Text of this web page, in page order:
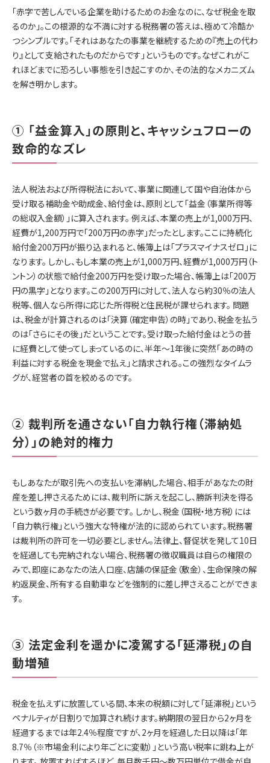
「赤字で苦しんでいる企業を助けるためのお金なのに、なぜ税金を取
るのか」。この根源的な不満に対する税務署の答えは、極めて冷酷か
つシンプルです。「それはあなたの事業を継続するための『売上の代わ
り』として支給されたものだからです」というものです。なぜこれがこ
れほどまでに恐ろしい事態を引き起こすのか、その法的なメカニズム
を解き明かします。
① 「益金算入」の原則と、キャッシュフローの
致命的なズレ
法人税法および所得税法において、事業に関連して国や自治体から
受け取る補助金や助成金、給付金は、原則として「益金（事業所得等
の総収入金額）」に算入されます。 例えば、本業の売上が1,000万円、
経費が1,200万円で「200万円の赤字」だったとします。ここに持続化
給付金200万円が振り込まれると、帳簿上は「プラスマイナスゼロ」に
なります。 しかし、もし本業の売上が1,000万円、経費が1,000万円（ト
ントン）の状態で給付金200万円を受け取った場合、帳簿上は「200万
円の黒字」となります。この200万円に対して、法人なら約30％の法人
税等、個人なら所得に応じた所得税と住民税が課せられます。 問題
は、税金が計算されるのは「決算（確定申告）の時」であり、税金を払う
のは「さらにその後」だということです。受け取った給付金はとうの昔
に経費として使ってしまっているのに、半年〜1年後に突然「あの時の
利益に対する税金を現金で払え」と請求される。この強烈なタイムラ
グが、経営者の首を絞めるのです。
② 裁判所を通さない「自力執行権（滞納処
分）」の絶対的権力
もしあなたが取引先への支払いを滞納した場合、相手があなたの財
産を差し押さえるためには、裁判所に訴えを起こし、勝訴判決を得る
という数ヶ月の手続きが必要です。 しかし、税金（国税・地方税）には
「自力執行権」という強大な特権が法的に認められています。税務署
は裁判所の許可を一切必要としません。法律上、督促状を発して10日
を経過しても完納されない場合、税務署の徴収職員は自らの権限の
みで、即座にあなたの法人口座、店舗の保証金（敷金）、生命保険の解
約返戻金、所有する自動車などを強制的に差し押さえることができま
す。
③ 法定金利を遥かに凌駕する「延滞税」の自
動増殖
税金を払えずに放置している間、本来の税額に対して「延滞税」という
ペナルティが日割りで加算され続けます。納期限の翌日から2ヶ月を
経過するまでは年2.4％程度ですが、2ヶ月を経過した日以降は「年
8.7％（※市場金利により年ごとに変動）」という高い税率に跳ね上が